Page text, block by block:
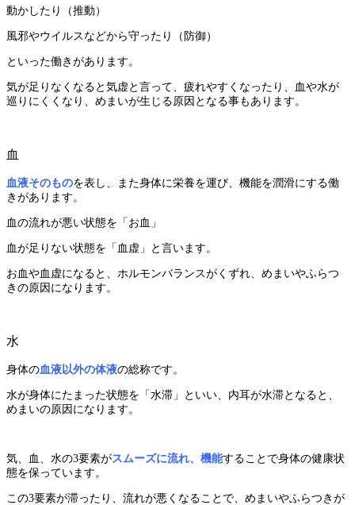
動かしたり（推動）
風邪やウイルスなどから守ったり（防御）
といった働きがあります。
気が足りなくなると気虚と言って、 疲れやすくなったり、血や水が
巡りにくくなり、 めまいが生じる原因となる事もあります。
血
血液そのものを表し、また身体に栄養を運び、 機能を潤滑にする働
きがあります。
血の流れが悪い状態を「お血」
血が足りない状態を「血虚」と言います。
お血や血虚になると、ホルモンバランスがくずれ、 めまいやふらつ
きの原因になります。
水
身体の血液以外の体液の総称です。
水が身体にたまった状態を「水滞」といい、 内耳が水滞となると、
めまいの原因になります。
気、血、水の3要素がスムーズに流れ、機能することで身体の健康状
態を保っています。
この3要素が滞ったり、流れが悪くなることで、 めまいやふらつきが